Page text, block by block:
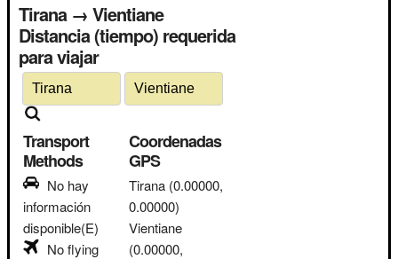
Tirana → Vientiane
Distancia (tiempo) requerida
para viajar
Transport
Methods
No hay
información
disponible(E)
No flying
Coordenadas
GPS
Tirana (0.00000,
0.00000)
Vientiane
(0.00000,